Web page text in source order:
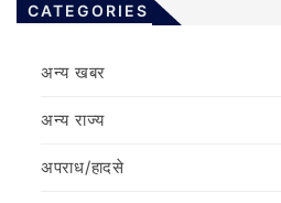
CATEGORIES
अन्य खबर
अन्य राज्य
अपराध/हादसे